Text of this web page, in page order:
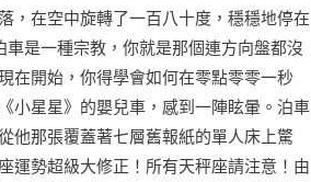
，在空中旋轉了一百八十度，穩穩地停在
是一種宗教，你就是那個連方向盤都沒
在開始，你得學會如何在零點零零一秒
小星星》的嬰兒車，感到一陣眩暈。泊車
他那張覆蓋著七層舊報紙的單人床上驚
運勢超級大修正！所有天秤座請注意！由